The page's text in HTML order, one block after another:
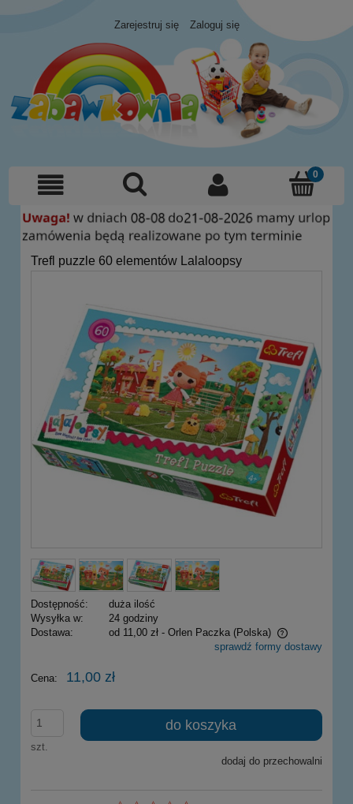
Zarejestruj się Zaloguj się
Trefl puzzle 60 elementów Lalaloopsy
Dostępność:
duża ilość
Wysyłka w:
24 godziny
Dostawa:
od 11,00 zł - Orlen Paczka (Polska)
Cena nie zawiera ewentualnych kosztów płatności
sprawdź formy dostawy
Cena: 11,00 zł
szt.
do koszyka
dodaj do przechowalni